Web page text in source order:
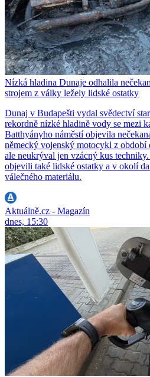
Nízká hladina Dunaje odhalila
strojem z války ležely lidské ostatky
Dunaj v Budapešti vydal svědectví
rekordně nízké hladině vody se mezi
Batthyányho náměstí objevila
německý vojenský motocykl z období
ale neukrýval jen vzácný kus
objevili také lidské ostatky a v okolí
válečného materiálu.
Aktuálně.cz - Magazín
dnes, 15:30